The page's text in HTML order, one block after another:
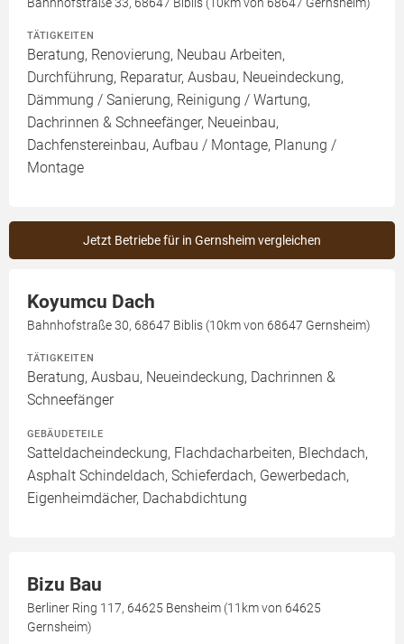
TÄTIGKEITEN
Beratung, Renovierung, Neubau Arbeiten,
Durchführung, Reparatur, Ausbau, Neueindeckung,
Dämmung / Sanierung, Reinigung / Wartung,
Dachrinnen & Schneefänger, Neueinbau,
Dachfenstereinbau, Aufbau / Montage, Planung /
Montage
Jetzt Betriebe für in Gernsheim vergleichen
Koyumcu Dach
Bahnhofstraße 30, 68647 Biblis (10km von 68647 Gernsheim)
TÄTIGKEITEN
Beratung, Ausbau, Neueindeckung, Dachrinnen &
Schneefänger
GEBÄUDETEILE
Satteldacheindeckung, Flachdacharbeiten, Blechdach,
Asphalt Schindeldach, Schieferdach, Gewerbedach,
Eigenheimdächer, Dachabdichtung
Bizu Bau
Berliner Ring 117, 64625 Bensheim (11km von 64625
Gernsheim)